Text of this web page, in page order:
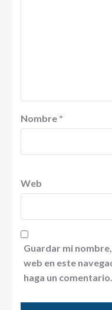
Nombre *
Web
Guardar mi
web en este
haga un comentario.